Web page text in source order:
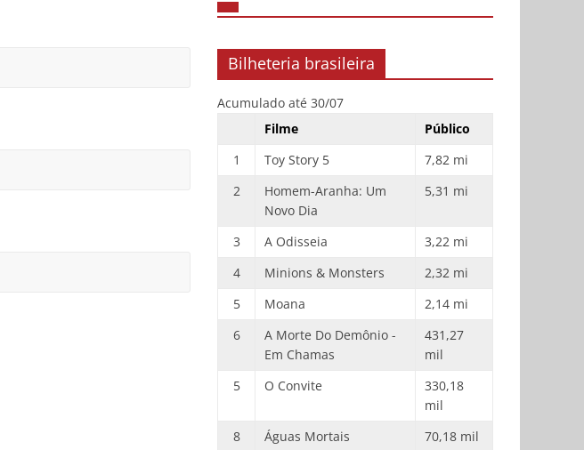
Bilheteria brasileira
Acumulado até 30/07
Filme
Público
1
Toy Story 5
7,82 mi
2
Homem-Aranha: Um
Novo Dia
5,31 mi
3 A Odisseia
3,22 mi
4
Minions & Monsters
2,32 mi
5
Moana
2,14 mi
6
A Morte Do Demônio -
Em Chamas
431,27
mil
5
O Convite
330,18
mil
8
Águas Mortais
70,18 mil